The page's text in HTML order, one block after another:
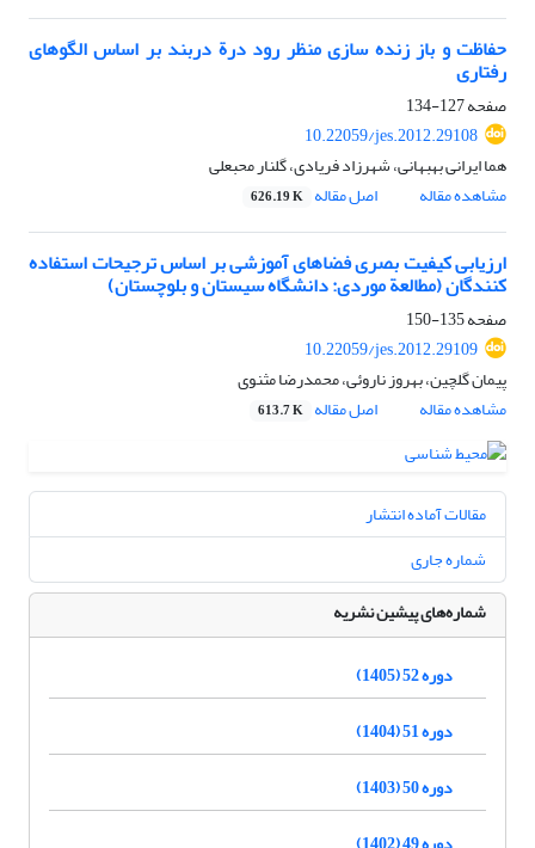
حفاظت و باز زنده سازی منظر رود درة دربند بر اساس الگوهای
رفتاری
صفحه127-134
10.22059/jes.2012.29108
هما ایرانی بهبهانی، شهرزاد فریادی، گلنار محبعلی
مشاهده مقاله
اصل مقاله 626.19 K
ارزیابی کیفیت بصری فضاهای آموزشی بر اساس ترجیحات استفاده
کنندگان (مطالعة موردی: دانشگاه سیستان و بلوچستان)
صفحه135-150
10.22059/jes.2012.29109
پیمان گلچین، بهروز ناروئی، محمدرضا مثنوی
مشاهده مقاله
اصل مقاله 613.7 K
مقالات آماده انتشار
شماره جاری
شماره‌های پیشین نشریه
دوره 52 (1405)
دوره 51 (1404)
دوره 50 (1403)